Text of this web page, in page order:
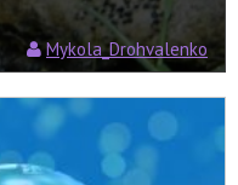
Mykola_Drohvalenko